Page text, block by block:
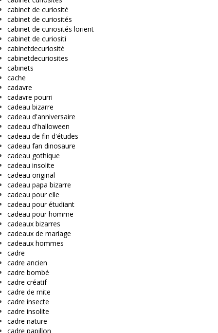
cabinet de curiosité
cabinet de curiosités
cabinet de curiosités lorient
cabinet de curiositi
cabinetdecuriosité
cabinetdecuriosites
cabinets
cache
cadavre
cadavre pourri
cadeau bizarre
cadeau d'anniversaire
cadeau d'halloween
cadeau de fin d'études
cadeau fan dinosaure
cadeau gothique
cadeau insolite
cadeau original
cadeau papa bizarre
cadeau pour elle
cadeau pour étudiant
cadeau pour homme
cadeaux bizarres
cadeaux de mariage
cadeaux hommes
cadre
cadre ancien
cadre bombé
cadre créatif
cadre de mite
cadre insecte
cadre insolite
cadre nature
cadre papillon